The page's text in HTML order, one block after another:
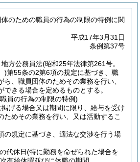
のための職員の行為の制限の特例に関
平成17年3月31日
条例第37号
地方公務員法(昭和25年法律第261号。
)第55条の2第6項の規定に基づき、職
ら、職員団体のためその業務を行い、
できる場合を定めるものとする。
員の行為の制限の特例)
げる場合又は期間に限り、給与を受け
ためその業務を行い、又は活動するこ
の規定に基づき、適法な交渉を行う場
代休日(特に勤務を命ぜられた場合を